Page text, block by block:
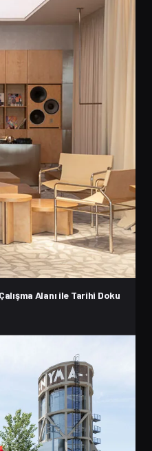
Alanı ile Tarihi Doku